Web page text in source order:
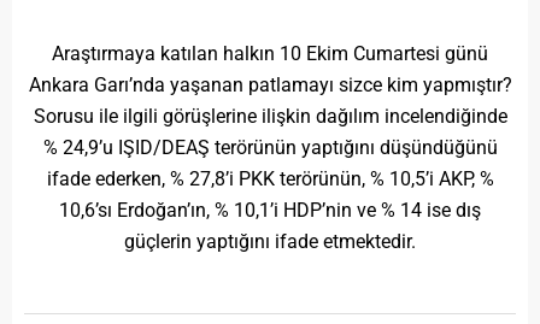
Araştırmaya katılan halkın 10 Ekim Cumartesi günü
Ankara Garı’nda yaşanan patlamayı sizce kim yapmıştır?
Sorusu ile ilgili görüşlerine ilişkin dağılım incelendiğinde
% 24,9’u IŞID/DEAŞ terörünün yaptığını düşündüğünü
ifade ederken, % 27,8’i PKK terörünün, % 10,5’i AKP, %
10,6’sı Erdoğan’ın, % 10,1’i HDP’nin ve % 14 ise dış
güçlerin yaptığını ifade etmektedir.